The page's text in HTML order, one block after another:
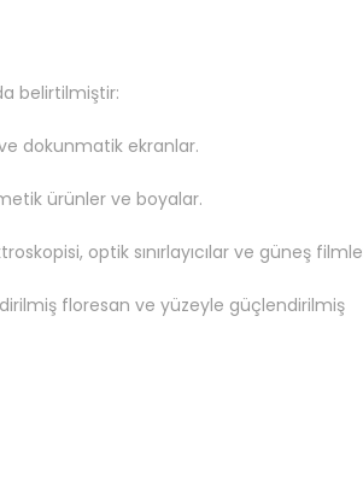
belirtilmiştir:
dokunmatik ekranlar.
ürünler ve boyalar.
optik sınırlayıcılar ve güneş
floresan ve yüzeyle güçlendirilmiş